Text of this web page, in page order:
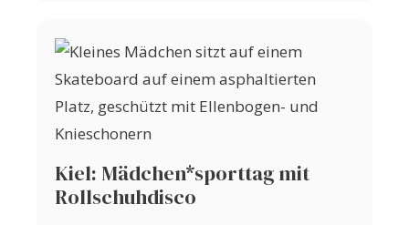
Kiel: Mädchen*sporttag mit
Rollschuhdisco